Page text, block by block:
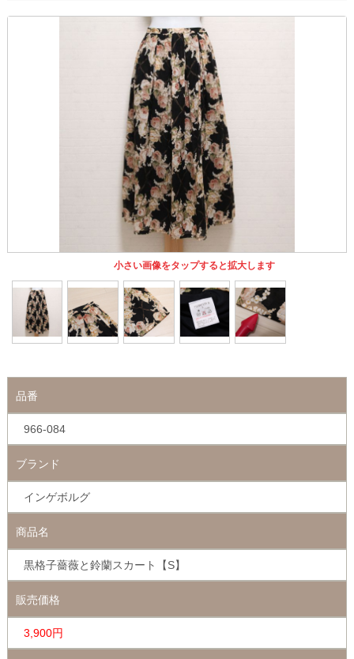
小さい画像をタップすると拡大します
品番
966-084
ブランド
インゲボルグ
商品名
黒格子薔薇と鈴蘭スカート【S】
販売価格
3,900円